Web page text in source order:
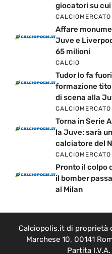
giocatori su
CALCIOMERCATO
Affare
Juve e
65 milioni
CALCIO
Tudor lo fa
formazione
di scena alla
CALCIOMERCATO
Torna in Serie
la Juve: sarà
calciatore del
CALCIOMERCATO
Pronto il colpo
il bomber
al Milan
Calciopolis.it di proprietà
Marchese 10, 00141
Partita